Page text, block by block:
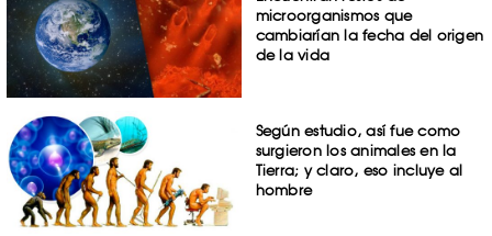
microorganismos que
cambiarían la fecha del origen
de la vida
Según estudio, así fue como
surgieron los animales en la
Tierra; y claro, eso incluye al
hombre